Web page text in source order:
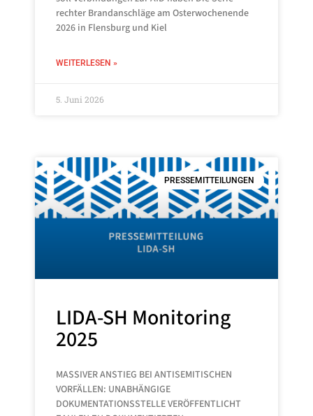
rechter Brandanschläge am Osterwochenende
2026 in Flensburg und Kiel
WEITERLESEN »
5. Juni 2026
PRESSEMITTEILUNGEN
LIDA-SH Monitoring
2025
MASSIVER ANSTIEG BEI ANTISEMITISCHEN
VORFÄLLEN: UNABHÄNGIGE
DOKUMENTATIONSSTELLE VERÖFFENTLICHT